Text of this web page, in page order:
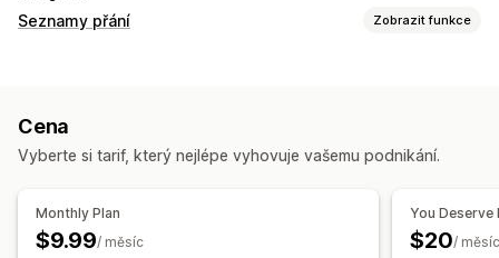
Seznamy přání Zobrazit funkce
Registr na prodejně
Oblíbené Uložení na později Seznam přání hostů
Sdílení e-mailů
Sdílení odkazů
Cena
Vyberte si tarif, který nejlépe vyhovuje vašemu podnikání.
Monthly Plan
$9.99/ měsíc
You Deserve
$20/ měsíc